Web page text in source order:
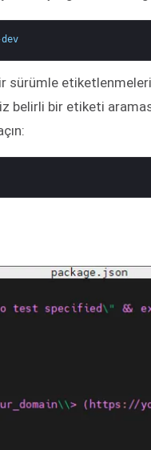
dev
etiketlenmeleri
belirli bir etiketi